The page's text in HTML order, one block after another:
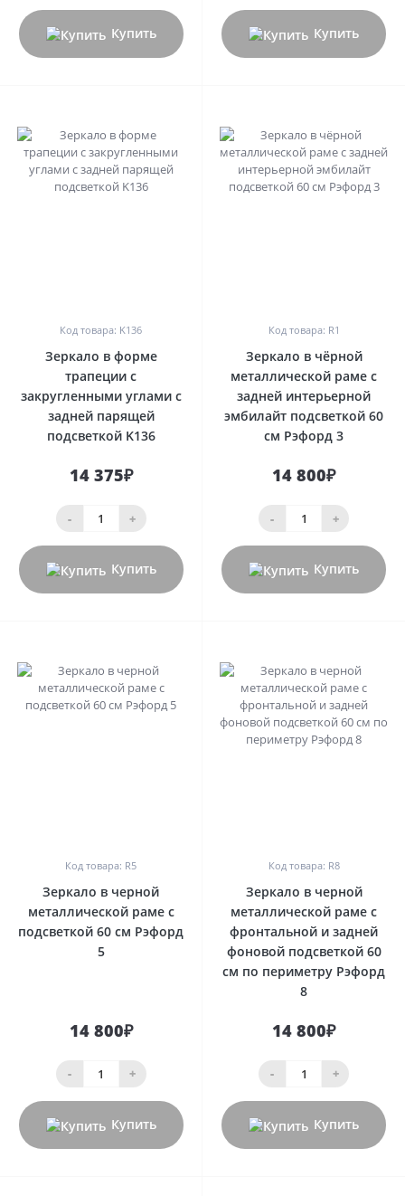
Купить Купить
Код товара: K136
Зеркало в форме
трапеции с
закругленными углами с
задней парящей
подcветкой K136
14 375₽
- +
Купить
Код товара: R1
Зеркало в чёрной
металлической раме с
задней интерьерной
эмбилайт подсветкой 60
см Рэфорд 3
14 800₽
- +
Купить
Код товара: R5
Зеркало в черной
металлической раме с
подсветкой 60 см Рэфорд
5
14 800₽
- +
Купить
Код товара: R8
Зеркало в черной
металлической раме с
фронтальной и задней
фоновой подсветкой 60
см по периметру Рэфорд
8
14 800₽
- +
Купить